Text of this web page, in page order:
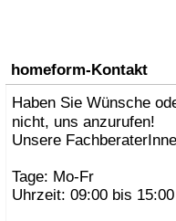
homeform-Kontakt
Haben Sie Wünsche
nicht, uns anzurufen!
Unsere
Tage: Mo-Fr
Uhrzeit: 09:00 bis